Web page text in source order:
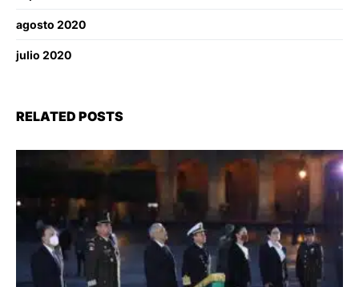
agosto 2020
julio 2020
RELATED POSTS